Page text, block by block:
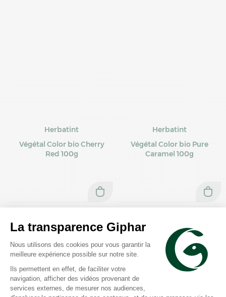
Herbatint
Végétal Color bio Cherry
Red 100g
Herbatint
Végétal Color bio Pure
Caramel 100g